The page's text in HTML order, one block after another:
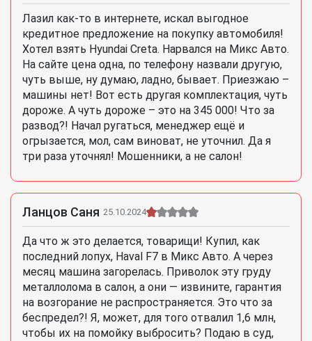
Лазил как-то в интернете, искал выгодное
кредитное предложение на покупку автомобиля!
Хотел взять Hyundai Creta. Нарвался на Микс Авто.
На сайте цена одна, по телефону назвали другую,
чуть выше, ну думаю, ладно, бывает. Приезжаю –
машины нет! Вот есть другая комплектация, чуть
дороже. А чуть дороже – это на 345 000! Что за
развод?! Начал ругаться, менеджер ещё и
огрызается, мол, сам виноват, не уточнил. Да я
три раза уточнял! Мошенники, а не салон!
Ланцов Саня 25.10.2024
Да что ж это делается, товарищи! Купил, как
последний лопух, Haval F7 в Микс Авто. А через
месяц машина загорелась. Приволок эту груду
металлолома в салон, а они — извините, гарантия
на возгорание не распространяется. Это что за
беспредел?! Я, может, для того отвалил 1,6 млн,
чтобы их на помойку выбросить? Подаю в суд,